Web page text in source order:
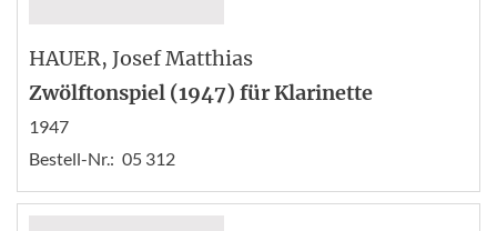
HAUER, Josef Matthias
Zwölftonspiel (1947) für Klarinette
1947
Bestell-Nr.: 05 312